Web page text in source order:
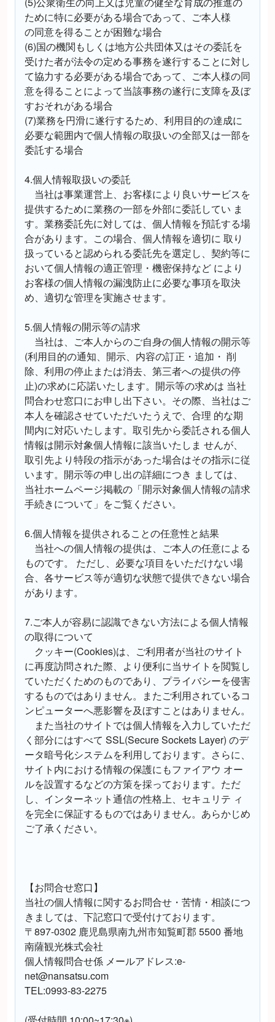
ために特に必要がある場合であって、ご本人様
の同意を得ることが困難な場合
(6)国の機関もしくは地方公共団体又はその委託を
受けた者が法令の定める事務を遂行することに対し
て協力する必要がある場合であって、ご本人様の同
意を得ることによって当該事務の遂行に支障を及ぼ
すおそれがある場合
(7)業務を円滑に遂行するため、利用目的の達成に
必要な範囲内で個人情報の取扱いの全部又は一部を
委託する場合
4.個人情報取扱いの委託
当社は事業運営上、お客様により良いサービスを
提供するために業務の一部を外部に委託してい ま
す。業務委託先に対しては、個人情報を預託する場
合があります。この場合、個人情報を適切に 取り
扱っていると認められる委託先を選定し、契約等に
おいて個人情報の適正管理・機密保持など により
お客様の個人情報の漏洩防止に必要な事項を取決
め、適切な管理を実施させます。
5.個人情報の開示等の請求
当社は、ご本人からのご自身の個人情報の開示等
(利用目的の通知、開示、内容の訂正・追加・ 削
除、利用の停止または消去、第三者への提供の停
止)の求めに応諾いたします。開示等の求めは 当社
問合わせ窓口にお申し出下さい。その際、当社はご
本人を確認させていただいたうえで、合理 的な期
間内に対応いたします。取引先から委託される個人
情報は開示対象個人情報に該当いたしま せんが、
取引先より特段の指示があった場合はその指示に従
います。開示等の申し出の詳細につき ましては、
当社ホームページ掲載の「開示対象個人情報の請求
手続きについて」をご覧ください。
6.個人情報を提供されることの任意性と結果
当社への個人情報の提供は、ご本人の任意による
ものです。 ただし、必要な項目をいただけない場
合、各サービス等が適切な状態で提供できない場合
があります。
7.ご本人が容易に認識できない方法による個人情報
の取得について
クッキー(Cookies)は、ご利用者が当社のサイト
に再度訪問された際、より便利に当サイトを閲覧し
ていただくためのものであり、プライバシーを侵害
するものではありません。またご利用されているコ
ンピューターへ悪影響を及ぼすことはありません。
また当社のサイトでは個人情報を入力していただ
く部分にはすべて SSL(Secure Sockets Layer) のデ
ータ暗号化システムを利用しております。さらに、
サイト内における情報の保護にもファイアウ オー
ルを設置するなどの方策を採っております。ただ
し、インターネット通信の性格上、セキュリテ ィ
を完全に保証するものではありません。あらかじめ
ご了承ください。
【お問合せ窓口】
当社の個人情報に関するお問合せ・苦情・相談につ
きましては、下記窓口で受付けております。
〒897-0302 鹿児島県南九州市知覧町郡 5500 番地
南薩観光株式会社
個人情報問合せ係 メールアドレス:e-
net@nansatsu.com
TEL:0993-83-2275